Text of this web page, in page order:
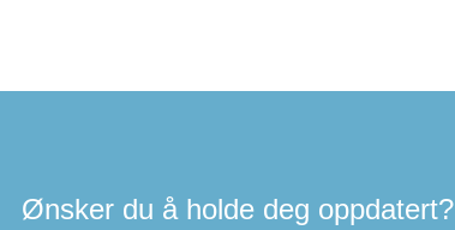
Ønsker du å holde deg oppdatert?